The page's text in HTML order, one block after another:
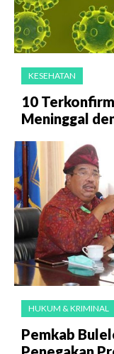
KESEHATAN
10
Meninggal
HUKUM & KRIMINAL
Pemkab